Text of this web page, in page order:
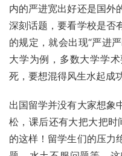
内的严进宽出好还是国外
深刻话题，要看学校是否
的规定，就会出现“严进
大学为例，多数大学学
死，要想混得风生水起成
出国留学并没有大家想象
松，课后还有大把大把
的这样！留学生们的压力